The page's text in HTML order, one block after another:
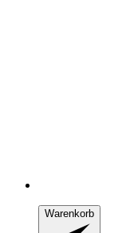
Warenkorb